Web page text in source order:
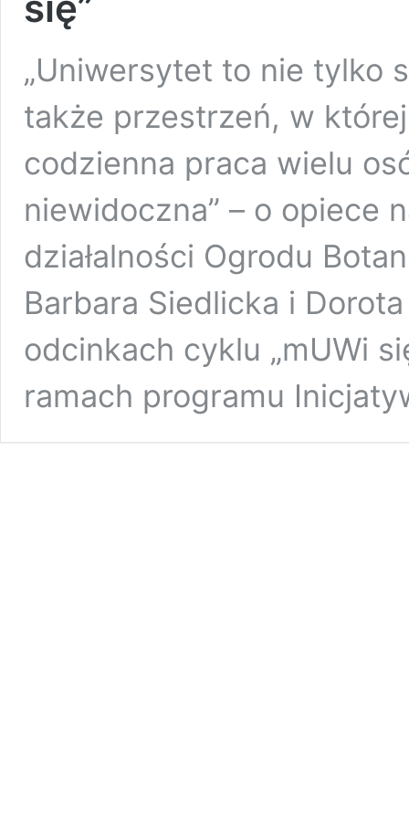
„Uniwersytet to nie tylko
także przestrzeń, w
codzienna praca wielu
niewidoczna” – o opiece
działalności Ogrodu
Barbara Siedlicka i
odcinkach cyklu „mUWi
ramach programu